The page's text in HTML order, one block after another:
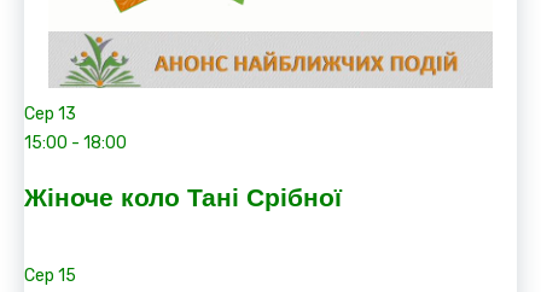
Сер 13
15:00 - 18:00
Жіноче коло Тані Срібної
Сер 15